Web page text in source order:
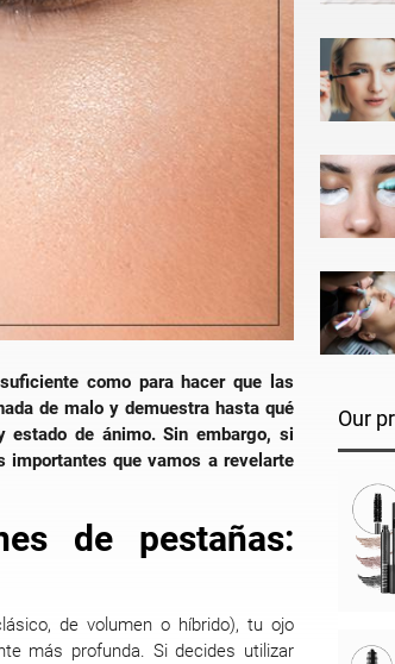
como para hacer que las
de malo y demuestra hasta qué
estado de ánimo. Sin embargo, si
importantes que vamos a revelarte
de pestañas:
de volumen o híbrido), tu ojo
más profunda. Si decides utilizar
Our